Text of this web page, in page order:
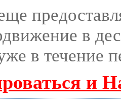
в
в течение
и